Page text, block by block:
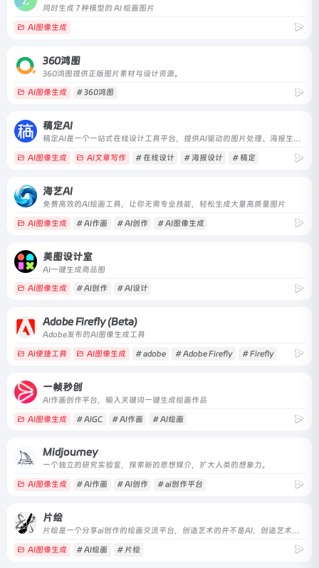
同时生成 7 种模型的 AI 绘画图片
AI图像生成
360鸿图
360鸿图提供正版图片素材与设计资源。
AI图像生成 # 360鸿图
稿定AI
稿定AI是一个一站式在线设计工具平台，提供AI驱动的图片处理、海报生成、抠图、消除、清晰化等功能，并支持创意画布、H5制作和视频剪辑。
AI图像生成 AI文章写作 # 在线设计 # 海报设计 # 稿定
海艺AI
免费高效的AI绘画工具，让你无需专业技能，轻松生成大量高质量图片
AI图像生成 # AI作画 # AI创作 # AI图像生成
美图设计室
AI一键生成商品图
AI图像生成 # AI创作 # AI设计
Adobe Firefly (Beta)
Adobe发布的AI图像生成工具
AI便捷工具 AI图像生成 # adobe # Adobe Firefly # Firefly
一帧秒创
AI作画创作平台，输入关键词一键生成绘画作品
AI图像生成 # AIGC # AI作画 # AI绘画
Midjourney
一个独立的研究实验室，探索新的思想媒介，扩大人类的想象力。
AI图像生成 # AI作画 # AI创作 # ai创作平台
片绘
片绘是一个分享ai创作的绘画交流平台，创造艺术的并不是AI，创造艺术的终究是你我。
AI图像生成 # AI绘画 # 片绘